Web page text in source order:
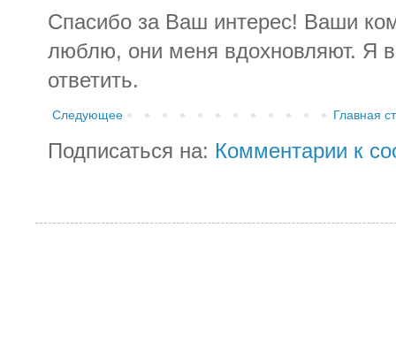
Спасибо за Ваш интерес! Ваши
люблю, они меня вдохновляют. Я
ответить.
Следующее Главная
Подписаться на: Комментарии к